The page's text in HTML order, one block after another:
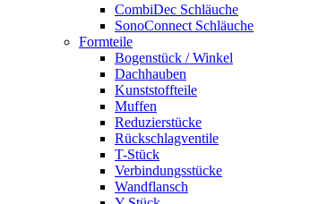
CombiDec Schläuche
SonoConnect Schläuche
Formteile
Bogenstück / Winkel
Dachhauben
Kunststoffteile
Muffen
Reduzierstücke
Rückschlagventile
T-Stück
Verbindungsstücke
Wandflansch